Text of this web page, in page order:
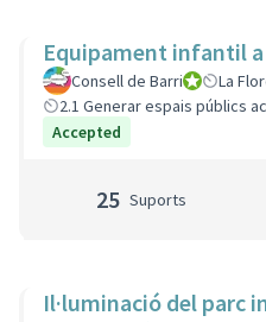
Equipament infantil
Consell de BarriConsell de
La
2.1 Generar espais públics
Accepted
25 Suports
Il·luminació del parc